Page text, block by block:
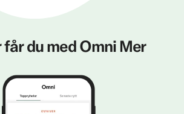
får du med Omni Mer